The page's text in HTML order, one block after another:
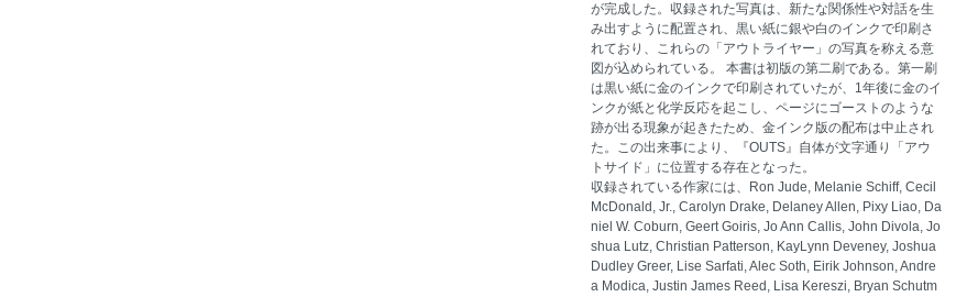
が完成した。収録された写真は、新たな関係性や対話を生
み出すように配置され、黒い紙に銀や白のインクで印刷さ
れており、これらの「アウトライヤー」の写真を称える意
図が込められている。 本書は初版の第二刷である。第一刷
は黒い紙に金のインクで印刷されていたが、1年後に金のイ
ンクが紙と化学反応を起こし、ページにゴーストのような
跡が出る現象が起きたため、金インク版の配布は中止され
た。この出来事により、『OUTS』自体が文字通り「アウ
トサイド」に位置する存在となった。
収録されている作家には、Ron Jude, Melanie Schiff, Cecil
McDonald, Jr., Carolyn Drake, Delaney Allen, Pixy Liao, Da
niel W. Coburn, Geert Goiris, Jo Ann Callis, John Divola, Jo
shua Lutz, Christian Patterson, KayLynn Deveney, Joshua
Dudley Greer, Lise Sarfati, Alec Soth, Eirik Johnson, Andre
a Modica, Justin James Reed, Lisa Kereszi, Bryan Schutm